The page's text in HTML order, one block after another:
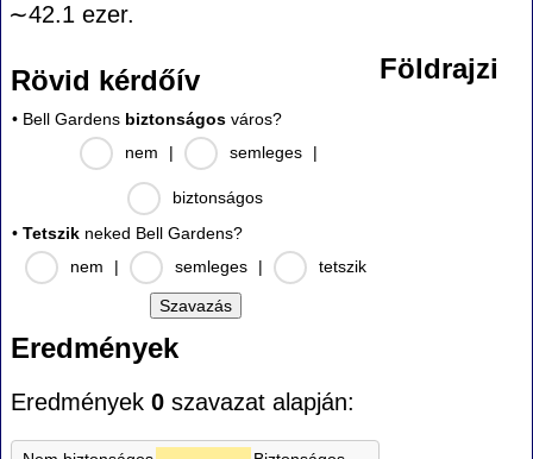
∼42.1 ezer.
Rövid kérdőív
• Bell Gardens biztonságos város?
nem
| semleges |
biztonságos
• Tetszik neked Bell Gardens?
nem
| semleges | tetszik
Eredmények
Eredmények 0 szavazat alapján:
Földrajzi